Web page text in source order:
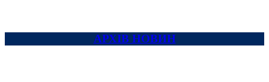
АРХІВ НОВИН